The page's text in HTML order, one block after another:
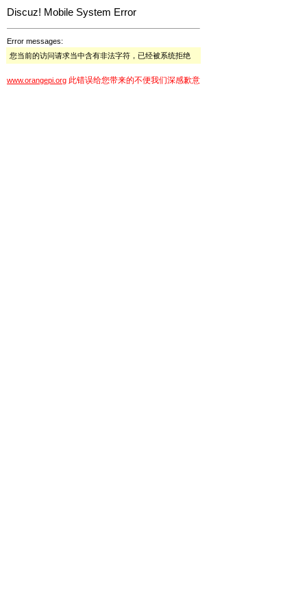
Discuz! Mobile System Error
Error messages:
您当前的访问请求当中含有非法字符，已经被系统拒绝
www.orangepi.org 此错误给您带来的不便我们深感歉意